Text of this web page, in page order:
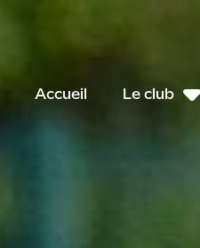
Accueil Le club